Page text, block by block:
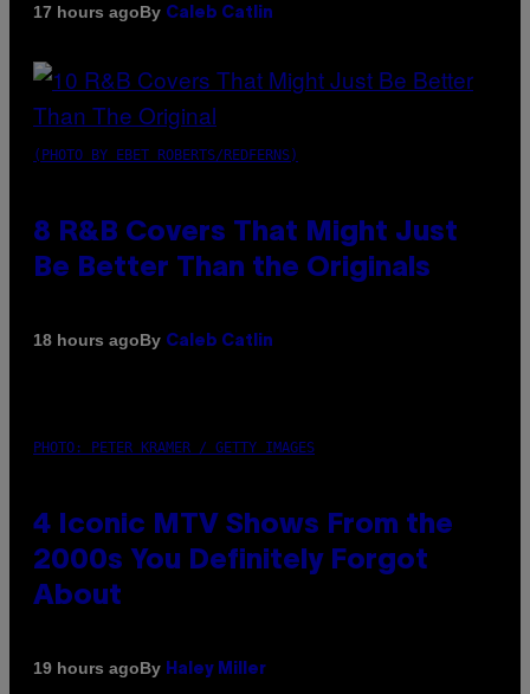
17 hours agoBy Caleb Catlin
(PHOTO BY EBET ROBERTS/REDFERNS)
8 R&B Covers That Might Just
Be Better Than the Originals
18 hours agoBy Caleb Catlin
PHOTO: PETER KRAMER / GETTY IMAGES
4 Iconic MTV Shows From the
2000s You Definitely Forgot
About
19 hours agoBy Haley Miller